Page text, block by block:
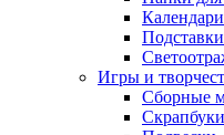
Календари
Игры и
Сборные